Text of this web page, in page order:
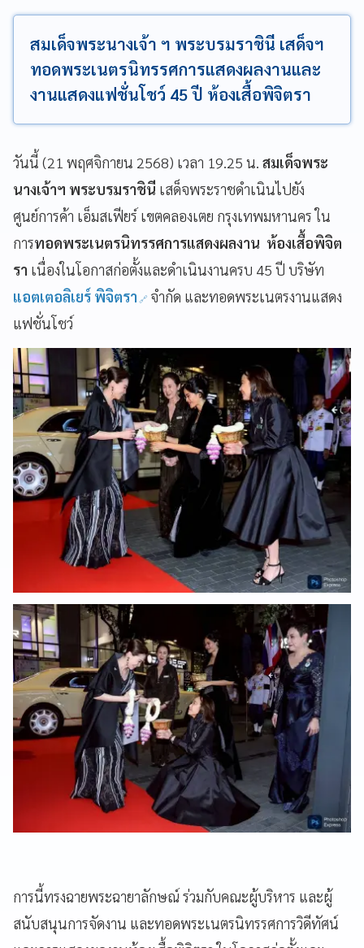
สมเด็จพระนางเจ้า ฯ พระบรมราชินี เสด็จฯ
ทอดพระเนตรนิทรรศการแสดงผลงานและ
งานแสดงแฟชั่นโชว์ 45 ปี ห้องเสื้อพิจิตรา
วันนี้ (21 พฤศจิกายน 2568) เวลา 19.25 น. สมเด็จพระ
นางเจ้าฯ พระบรมราชินี เสด็จพระราชดำเนินไปยัง
ศูนย์การค้า เอ็มสเฟียร์ เขตคลองเตย กรุงเทพมหานคร ใน
การทอดพระเนตรนิทรรศการแสดงผลงาน ห้องเสื้อพิจิต
รา เนื่องในโอกาสก่อตั้งและดำเนินงานครบ 45 ปี บริษัท
แอตเตอลิเยร์ พิจิตรา จำกัด และทอดพระเนตรงานแสดง
แฟชั่นโชว์
การนี้ทรงฉายพระฉายาลักษณ์ ร่วมกับคณะผู้บริหาร และผู้
สนับสนุนการจัดงาน และทอดพระเนตรนิทรรศการวิดีทัศน์